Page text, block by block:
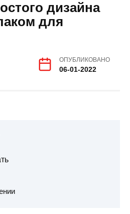
дизайна
для
ОПУБЛИКОВАНО
06-01-2022